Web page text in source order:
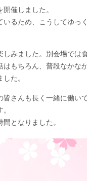
催しました。
るため、こうしてゆっ
みました。別会場では
もちろん、普段なかな
た。
さんも長く一緒に働い
となりました。